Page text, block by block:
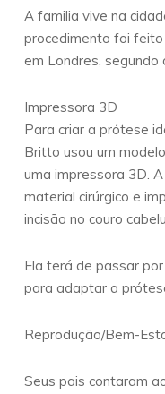
A familia vive na
procedimento foi
em Londres, segundo
Impressora 3D
Para criar a prótese
Britto usou um
uma impressora 3D.
material cirúrgico e
incisão no couro
Ela terá de passar
para adaptar a
Reprodução/Bem-
Seus pais contaram